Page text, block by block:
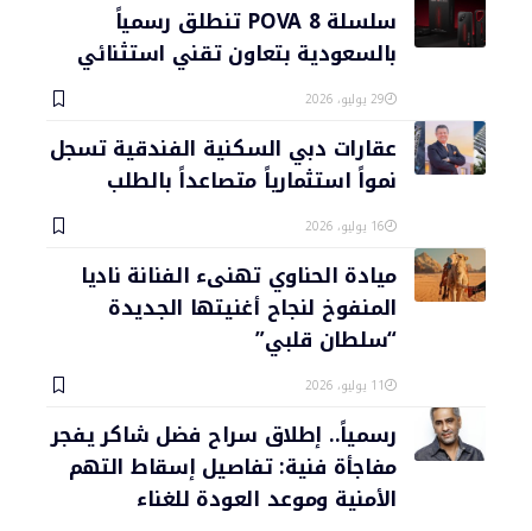
سلسلة POVA 8 تنطلق رسمياً
بالسعودية بتعاون تقني استثنائي
29 يوليو، 2026
عقارات دبي السكنية الفندقية تسجل
نمواً استثمارياً متصاعداً بالطلب
16 يوليو، 2026
ميادة الحناوي تهنىء الفنانة ناديا
المنفوخ لنجاح أغنيتها الجديدة
“سلطان قلبي”
11 يوليو، 2026
رسمياً.. إطلاق سراح فضل شاكر يفجر
مفاجأة فنية: تفاصيل إسقاط التهم
الأمنية وموعد العودة للغناء